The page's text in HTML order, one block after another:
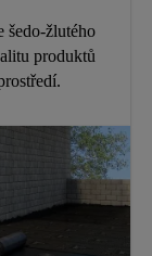
šedo-žlutého
produktů